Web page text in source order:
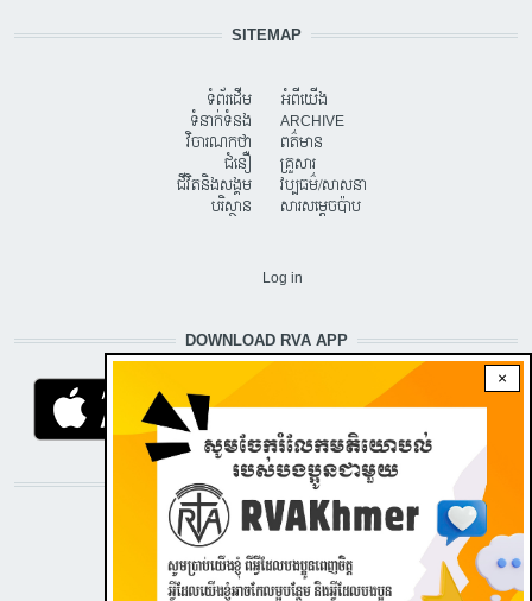
×
SITEMAP
ទំព័រដើម
ទំនាក់ទំនង
វិចារណកថា
ជំនឿ
ជីវិតនិងសង្គម
បរិស្ថាន
អំពីយើង
ARCHIVE
ពត៌មាន
គ្រួសារ
វប្បធម៌/សាសនា
សារសម្តេចប៉ាប
Log in
DOWNLOAD RVA APP
STAY CONNECTED WITH US!